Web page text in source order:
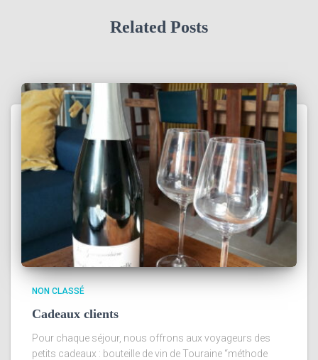
Related Posts
NON CLASSÉ
Cadeaux clients
Pour chaque séjour, nous offrons aux voyageurs des
petits cadeaux : bouteille de vin de Touraine “méthode